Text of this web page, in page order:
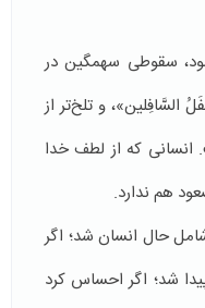
سقوطی سهمگین در
و تلخ‌تر از
انسانی که از لطف خدا
هم ندارد.
حال انسان شد؛ اگر
شد؛ اگر احساس کرد